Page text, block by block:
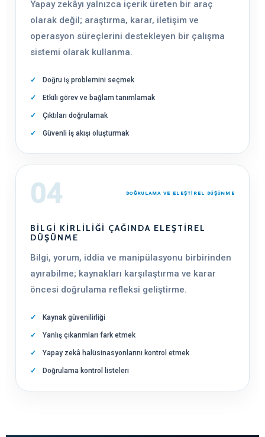
Yapay zekâyı yalnızca içerik üreten bir araç
olarak değil; araştırma, karar, iletişim ve
operasyon süreçlerini destekleyen bir çalışma
sistemi olarak kullanma.
Doğru iş problemini seçmek
Etkili görev ve bağlam tanımlamak
Çıktıları doğrulamak
Güvenli iş akışı oluşturmak
04 DOĞRULAMA VE ELEŞTİREL DÜŞÜNME
BILGI KIRLILIĞI ÇAĞINDA ELEŞTIREL
DÜŞÜNME
Bilgi, yorum, iddia ve manipülasyonu birbirinden
ayırabilme; kaynakları karşılaştırma ve karar
öncesi doğrulama refleksi geliştirme.
Kaynak güvenilirliği
Yanlış çıkarımları fark etmek
Yapay zekâ halüsinasyonlarını kontrol etmek
Doğrulama kontrol listeleri